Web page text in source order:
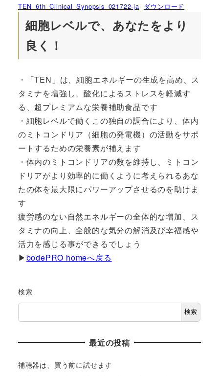
TEN_6th_Clinical_Synopsis_021722-ja ダウンロード
細胞レベルで、あなたをより
良く！
・「TEN」は、細胞エネルギーの生成を高め、ス
タミナを増強し、酸化によるストレスを軽減す
る、超プレミアムな栄養補助食品です
・細胞レベルで働くこの独自の調合により、体内
のミトコンドリア（細胞の発電機）の活動をサポ
ートするための栄養素が補えます
・体内のミトコンドリアの数を維持し、ミトコン
ドリアがより効率的に働くように考えられるあな
たの体を最大限にパワーアップさせるのを助けま
す
疲労感のない自然エネルギーの全体的な増加、ス
タミナの向上、全般的な気分の解消及び幸福感や
活力を感じる事ができるでしょう
▶bodePRO homeへ戻る
検索
検索
最近の投稿
補聴器は、買う前に試せます